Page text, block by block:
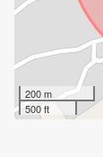
200 m
500 ft